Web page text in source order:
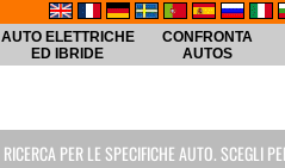
AUTO ELETTRICHE
ED IBRIDE
CONFRONTA
AUTOS
RICERCA PER LE SPECIFICHE AUTO. SCEGLI